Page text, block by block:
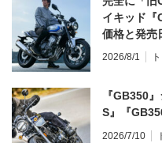
イキッド
価格と発売
2026/8/1
『GB350
S』『
2026/7/10